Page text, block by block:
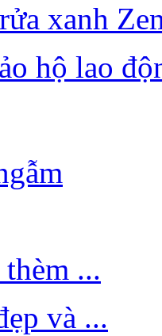
xanh
hộ lao
...
và ...